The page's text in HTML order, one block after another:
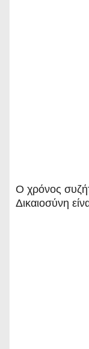
Ο χρόνος
Δικαιοσύνη